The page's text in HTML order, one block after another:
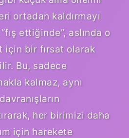
ortadan kaldırmayı
ettiğinde”, aslında o
için bir fırsat olarak
Bu, sadece
kalmaz, aynı
her birimizi daha
için harekete